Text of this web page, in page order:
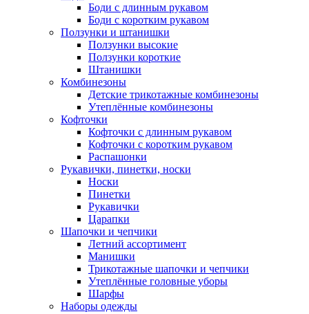
Боди с длинным рукавом
Боди с коротким рукавом
Ползунки и штанишки
Ползунки высокие
Ползунки короткие
Штанишки
Комбинезоны
Детские трикотажные комбинезоны
Утеплённые комбинезоны
Кофточки
Кофточки с длинным рукавом
Кофточки с коротким рукавом
Распашонки
Рукавички, пинетки, носки
Носки
Пинетки
Рукавички
Царапки
Шапочки и чепчики
Летний ассортимент
Манишки
Трикотажные шапочки и чепчики
Утеплённые головные уборы
Шарфы
Наборы одежды